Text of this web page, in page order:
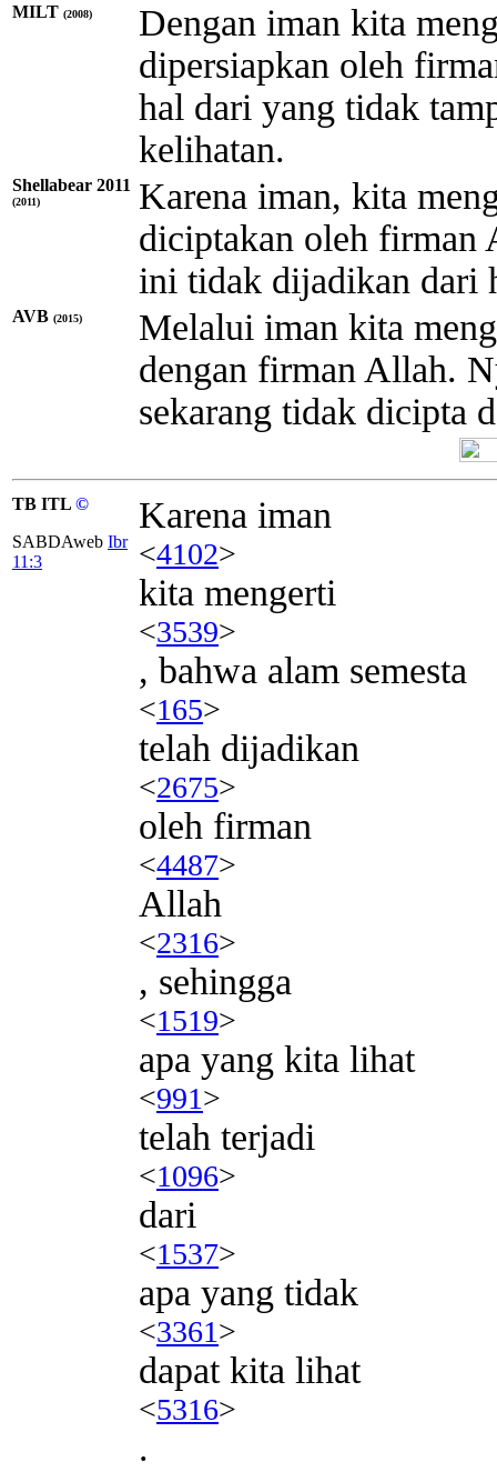
MILT (2008)
Dengan iman kita
dipersiapkan oleh
hal dari yang tidak
kelihatan.
Shellabear 2011
(2011)
Karena iman, kita
diciptakan oleh firman
ini tidak dijadikan dari
AVB (2015)
Melalui iman kita
dengan firman Allah.
sekarang tidak dicipta
TB ITL ©
SABDAweb Ibr
11:3
Karena iman
<4102>
kita mengerti
<3539>
, bahwa alam semesta
<165>
telah dijadikan
<2675>
oleh firman
<4487>
Allah
<2316>
, sehingga
<1519>
apa yang kita lihat
<991>
telah terjadi
<1096>
dari
<1537>
apa yang tidak
<3361>
dapat kita lihat
<5316>
.